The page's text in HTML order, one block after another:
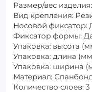
Размер/вес
Вид крепления:
Носовой фиксатор:
Фиксатор формы:
Упаковка: высота
Упаковка: длина
Упаковка: ширина
Материал:
Количество слоев: 3